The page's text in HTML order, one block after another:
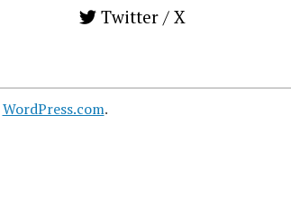
Twitter / X
WordPress.com.